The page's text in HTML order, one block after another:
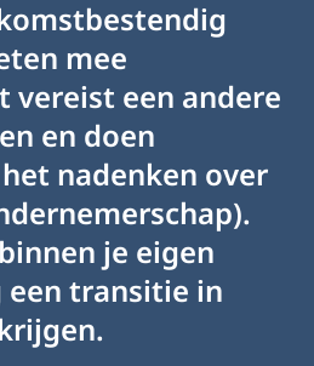
mee
vereist een andere
en doen
nadenken over
je eigen
transitie in